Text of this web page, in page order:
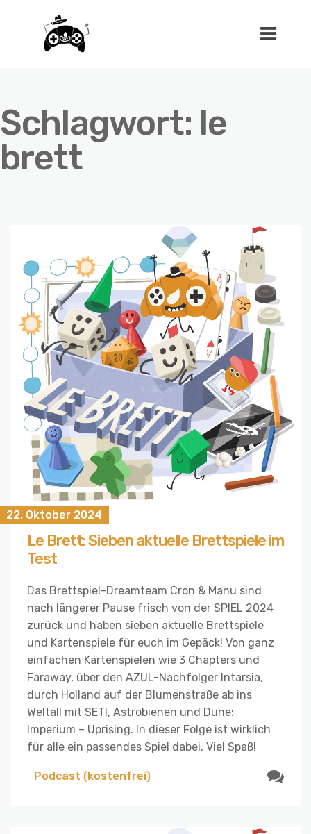
Schlagwort: le
brett
22. Oktober 2024
Le Brett: Sieben aktuelle Brettspiele im
Test
Das Brettspiel-Dreamteam Cron & Manu sind
nach längerer Pause frisch von der SPIEL 2024
zurück und haben sieben aktuelle Brettspiele
und Kartenspiele für euch im Gepäck! Von ganz
einfachen Kartenspielen wie 3 Chapters und
Faraway, über den AZUL-Nachfolger Intarsia,
durch Holland auf der Blumenstraße ab ins
Weltall mit SETI, Astrobienen und Dune:
Imperium – Uprising. In dieser Folge ist wirklich
für alle ein passendes Spiel dabei. Viel Spaß!
Podcast (kostenfrei)